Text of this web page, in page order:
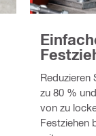
Reduzieren
zu 80 %
von zu
Festziehen